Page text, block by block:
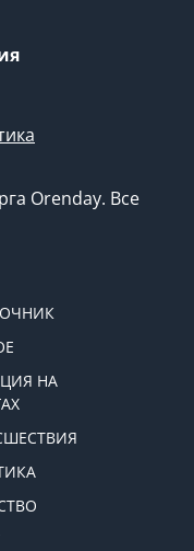
Orenday. Все
НА